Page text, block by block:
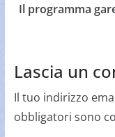
Il programma
Lascia un
Il tuo indirizzo
obbligatori sono